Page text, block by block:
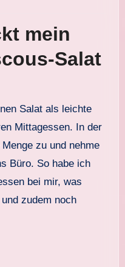
mein
Salat
Salat als leichte
Mittagessen. In der
zu und nehme
Büro. So habe ich
bei mir, was
zudem noch